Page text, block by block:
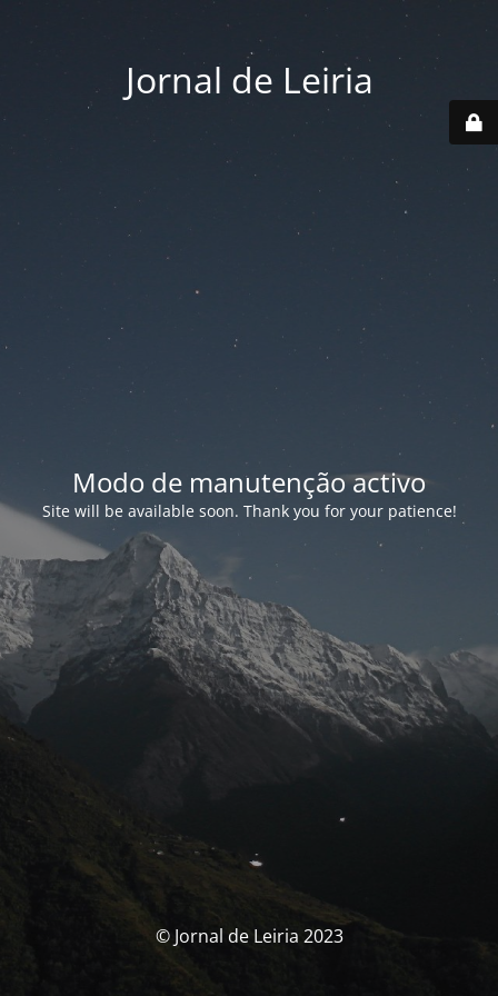
Jornal de Leiria
Modo de manutenção activo
Site will be available soon. Thank you for your patience!
© Jornal de Leiria 2023